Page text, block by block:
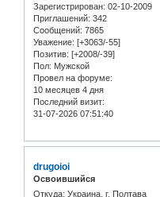
Зарегистрирован: 02-10-2009
Приглашений: 342
Сообщений: 7865
Уважение: [+3063/-55]
Позитив: [+2008/-39]
Пол: Мужской
Провел на форуме:
10 месяцев 4 дня
Последний визит:
31-07-2026 07:51:40
drugoioi
Освоившийся
Откуда: Украина, г. Полтава